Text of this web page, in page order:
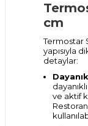
cm
Termostar
yapısıyla
detaylar:
ve aktif